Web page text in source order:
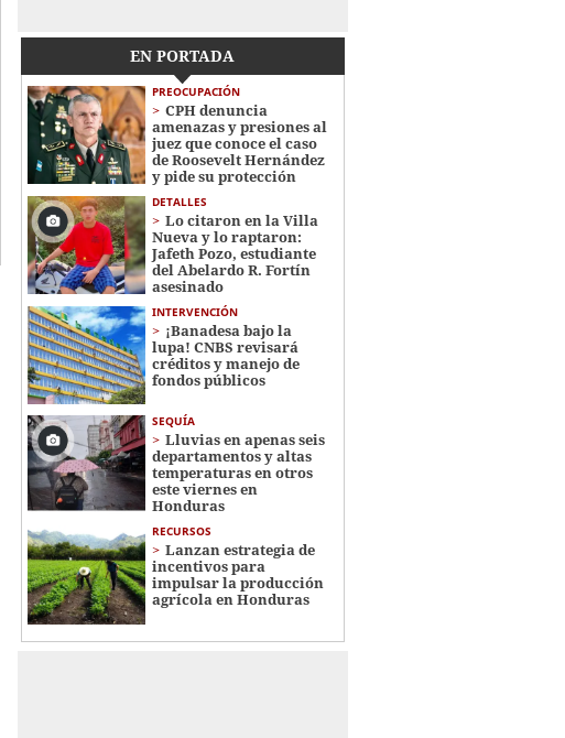
EN PORTADA
PREOCUPACIÓN
CPH denuncia
amenazas y presiones al
juez que conoce el caso
de Roosevelt Hernández
y pide su protección
DETALLES
Lo citaron en la Villa
Nueva y lo raptaron:
Jafeth Pozo, estudiante
del Abelardo R. Fortín
asesinado
INTERVENCIÓN
¡Banadesa bajo la
lupa! CNBS revisará
créditos y manejo de
fondos públicos
SEQUÍA
Lluvias en apenas seis
departamentos y altas
temperaturas en otros
este viernes en
Honduras
RECURSOS
Lanzan estrategia de
incentivos para
impulsar la producción
agrícola en Honduras